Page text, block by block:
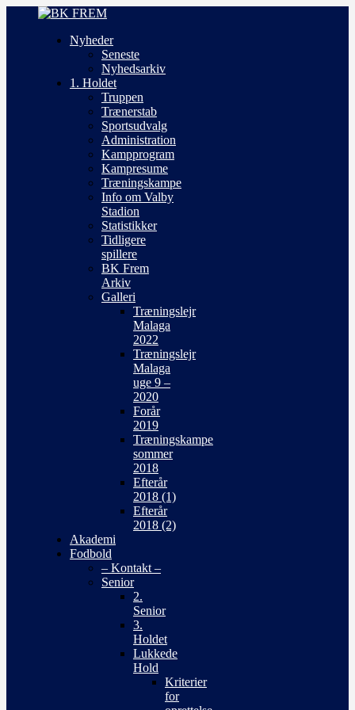
Nyheder
Seneste
Nyhedsarkiv
1. Holdet
Truppen
Trænerstab
Sportsudvalg
Administration
Kampprogram
Kampresume
Træningskampe
Info om Valby
Stadion
Statistikker
Tidligere
spillere
BK Frem
Arkiv
Galleri
Træningslejr
Malaga
2022
Træningslejr
Malaga
uge 9 –
2020
Forår
2019
Træningskampe
sommer
2018
Efterår
2018 (1)
Efterår
2018 (2)
Akademi
Fodbold
– Kontakt –
Senior
2.
Senior
3.
Holdet
Lukkede
Hold
Kriterier
for